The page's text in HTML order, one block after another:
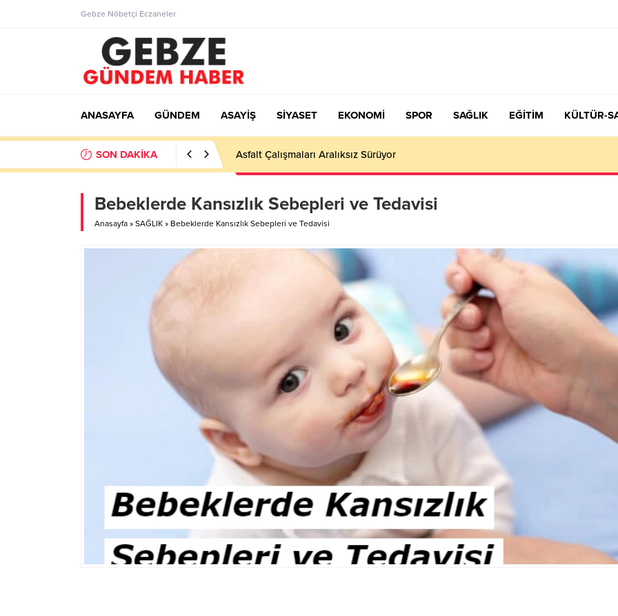
Gebze Nöbetçi Eczaneler
ANASAYFA GÜNDEM ASAYİŞ SİYASET EKONOMİ SPOR SAĞLIK EĞİTİM KÜLTÜR-
SON DAKİKA Ortaöğretime Geçiş Tercih ve Yerleştirme Kılavuzu yayımlandı – Nefes Gazetesi –
Bebeklerde Kansızlık Sebepleri ve Tedavisi
Anasayfa » SAĞLIK » Bebeklerde Kansızlık Sebepleri ve Tedavisi